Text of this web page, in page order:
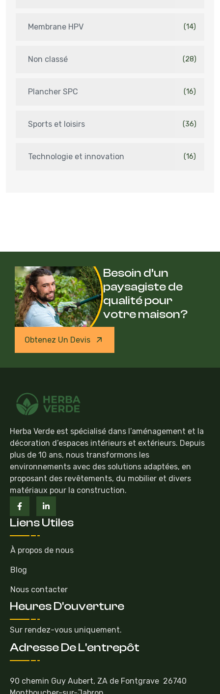
Membrane HPV (14)
Non classé (28)
Plancher SPC (16)
Sports et loisirs (36)
Technologie et innovation (16)
Besoin d’un
paysagiste de
qualité pour
votre maison?
Obtenez Un Devis
Herba Verde est spécialisé dans l’aménagement et la
décoration d’espaces intérieurs et extérieurs. Depuis
plus de 10 ans, nous transformons les
environnements avec des solutions adaptées, en
proposant des revêtements, du mobilier et divers
matériaux pour la construction.
Liens Utiles
À propos de nous
Blog
Nous contacter
Heures D'ouverture
Sur rendez-vous uniquement.
Adresse De L'entrepôt
90 chemin Guy Aubert, ZA de Fontgrave 26740